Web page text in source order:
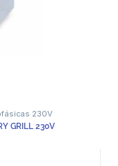
230V
GRILL 230V